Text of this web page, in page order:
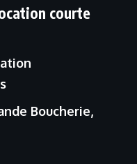
courte
Boucherie,